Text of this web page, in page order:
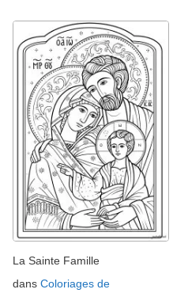
La Sainte Famille
dans Coloriages de